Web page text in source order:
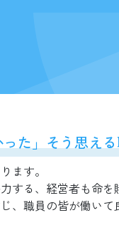
った」そう思え
ます。
する、経営者も命を
、職員の皆が働い